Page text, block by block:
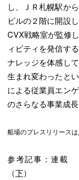
し、ＪＲ札幌駅か
ビルの２階に開設
CVX戦略室が監修
ィビティを発信す
ナレッジを体感し
生まれ変わったと
による従業員エン
のさらなる事業成
船場のプレスリリースは
参考記事：連
（下）